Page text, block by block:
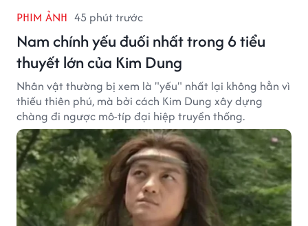
PHIM ẢNH 45 phút trước
Nam chính yếu đuối nhất trong 6 tiểu
thuyết lớn của Kim Dung
Nhân vật thường bị xem là "yếu" nhất lại không hẳn vì
thiếu thiên phú, mà bởi cách Kim Dung xây dựng
chàng đi ngược mô-típ đại hiệp truyền thống.